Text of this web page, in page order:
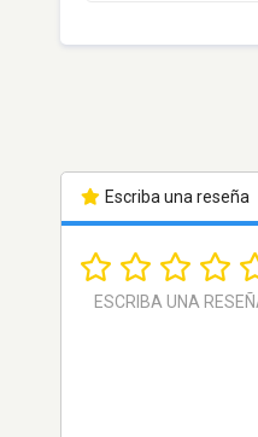
Escriba una reseña